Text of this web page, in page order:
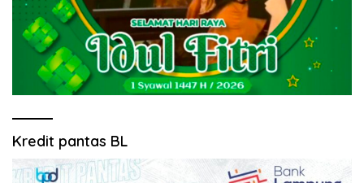
Kredit pantas BL